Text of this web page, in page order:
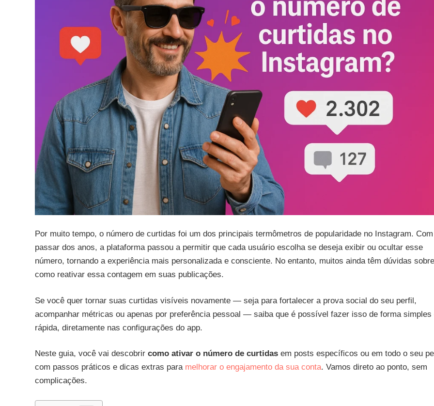
Por muito tempo, o número de curtidas foi um dos principais termômetros de popularidade no Instagram.
passar dos anos, a plataforma passou a permitir que cada usuário escolha se deseja exibir ou ocultar esse
número, tornando a experiência mais personalizada e consciente. No entanto, muitos ainda têm dúvidas sobre
como reativar essa contagem em suas publicações.
Se você quer tornar suas curtidas visíveis novamente — seja para fortalecer a prova social do seu perfil,
acompanhar métricas ou apenas por preferência pessoal — saiba que é possível fazer isso de forma simples
rápida, diretamente nas configurações do app.
Neste guia, você vai descobrir como ativar o número de curtidas em posts específicos ou em todo o seu
com passos práticos e dicas extras para melhorar o engajamento da sua conta. Vamos direto ao ponto, sem
complicações.